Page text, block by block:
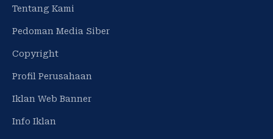
Tentang Kami
Pedoman Media Siber
Copyright
Profil Perusahaan
Iklan Web Banner
Info Iklan